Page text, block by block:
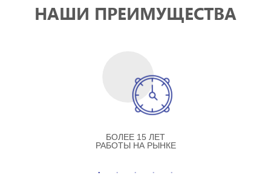
НАШИ ПРЕИМУЩЕСТВА
БОЛЕЕ 15 ЛЕТ
РАБОТЫ НА РЫНКЕ